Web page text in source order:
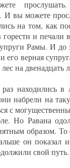
И вы можете
на том, как
горести и
Рамы. И до
его верная
на двенадцать
находились в
набрели на
с
Но Равана
образом. То
он показал
свой путь.